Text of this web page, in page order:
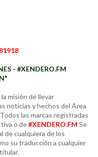
- #XENDERO.FM
misión de llevar
noticias y hechos del Área
las marcas registradas
o de#XENDERO.FM Se
de cualquiera de los
su traducción a cualquier